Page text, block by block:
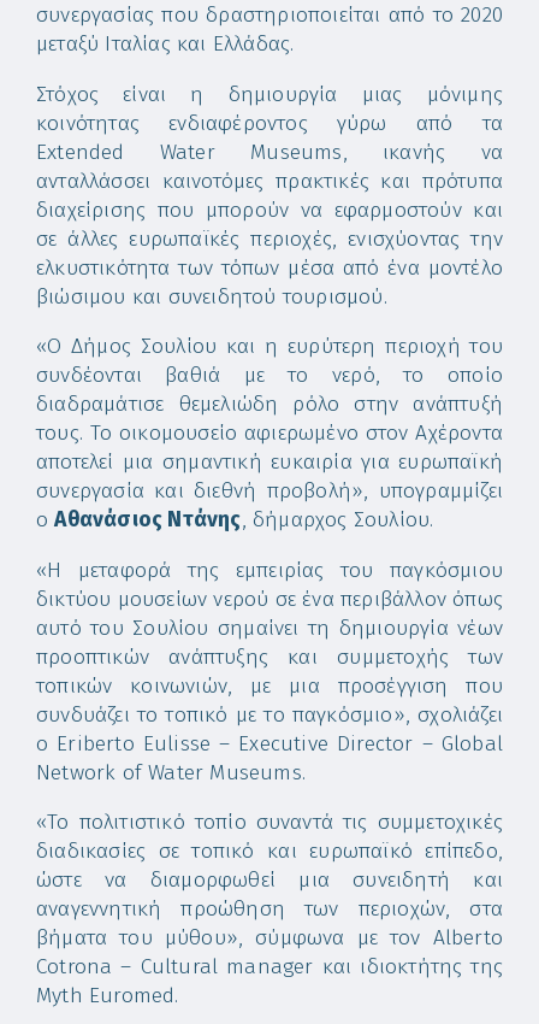
συνεργασίας που δραστηριοποιείται από το 2020
μεταξύ Ιταλίας και Ελλάδας.
Στόχος είναι η δημιουργία μιας μόνιμης
κοινότητας ενδιαφέροντος γύρω από τα
Extended Water Museums, ικανής να
ανταλλάσσει καινοτόμες πρακτικές και πρότυπα
διαχείρισης που μπορούν να εφαρμοστούν και
σε άλλες ευρωπαϊκές περιοχές, ενισχύοντας την
ελκυστικότητα των τόπων μέσα από ένα μοντέλο
βιώσιμου και συνειδητού τουρισμού.
«Ο Δήμος Σουλίου και η ευρύτερη περιοχή του
συνδέονται βαθιά με το νερό, το οποίο
διαδραμάτισε θεμελιώδη ρόλο στην ανάπτυξή
τους. Το οικομουσείο αφιερωμένο στον Αχέροντα
αποτελεί μια σημαντική ευκαιρία για ευρωπαϊκή
συνεργασία και διεθνή προβολή», υπογραμμίζει
οΑθανάσιος Ντάνης, δήμαρχος Σουλίου.
«Η μεταφορά της εμπειρίας του παγκόσμιου
δικτύου μουσείων νερού σε ένα περιβάλλον όπως
αυτό του Σουλίου σημαίνει τη δημιουργία νέων
προοπτικών ανάπτυξης και συμμετοχής των
τοπικών κοινωνιών, με μια προσέγγιση που
συνδυάζει το τοπικό με το παγκόσμιο», σχολιάζει
ο Eriberto Eulisse – Executive Director – Global
Network of Water Museums.
«Το πολιτιστικό τοπίο συναντά τις συμμετοχικές
διαδικασίες σε τοπικό και ευρωπαϊκό επίπεδο,
ώστε να διαμορφωθεί μια συνειδητή και
αναγεννητική προώθηση των περιοχών, στα
βήματα του μύθου», σύμφωνα με τον Alberto
Cotrona – Cultural manager και ιδιοκτήτης της
Myth Euromed.